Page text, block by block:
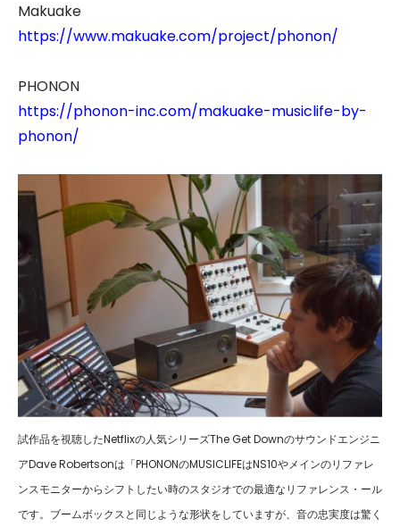
Makuake
https://www.makuake.com/project/phonon/
PHONON
https://phonon-inc.com/makuake-musiclife-by-
phonon/
試作品を視聴したNetflixの人気シリーズThe Get Downのサウンドエンジニ
アDave Robertsonは「PHONONのMUSICLIFEはNS10やメインのリファレ
ンスモニターからシフトしたい時のスタジオでの最適なリファレンス・ール
です。ブームボックスと同じような形状をしていますが、音の忠実度は驚く